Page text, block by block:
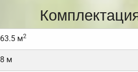
63.5 м2
8 м